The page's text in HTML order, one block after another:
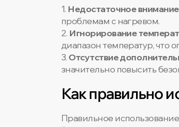
1. Недостаточное
проблемам с нагревом.
2. Игнорирование
диапазон температур, что
3. Отсутствие
значительно повысить
Как правильно
Правильное